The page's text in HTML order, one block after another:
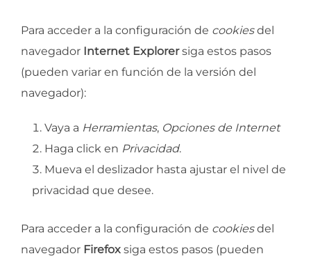
Para acceder a la configuración de cookiesdel
navegador Internet Explorersiga estos pasos
(pueden variar en función de la versión del
navegador):
Vaya a Herramientas, Opciones de Internet
Haga click en Privacidad.
Mueva el deslizador hasta ajustar el nivel de
privacidad que desee.
Para acceder a la configuración de cookiesdel
navegador Firefox siga estos pasos (pueden